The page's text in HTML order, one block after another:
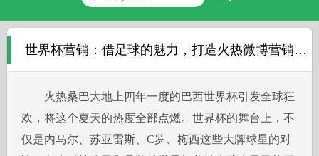
世界杯营销：借足球的魅力，打造火热微博营销的方法杂谈
火热桑巴大地上四年一度的巴西世界杯引发全球狂
欢，将这个夏天的热度全部点燃。世界杯的舞台上，不
仅是内马尔、苏亚雷斯、C罗、梅西这些大牌球星的对